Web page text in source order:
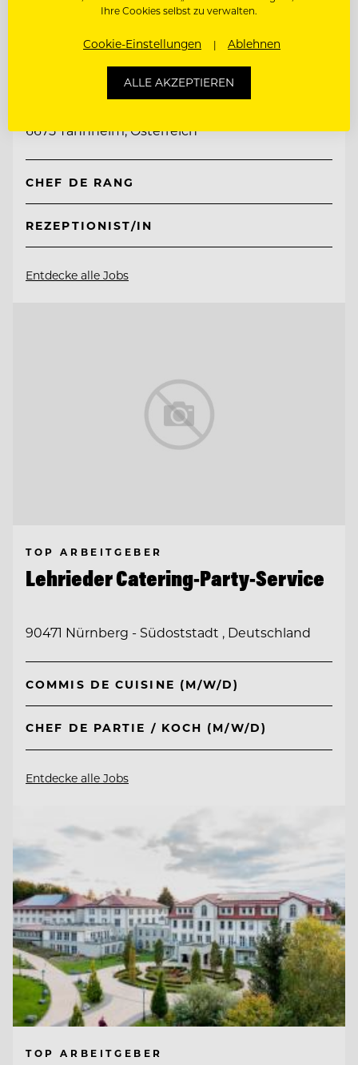
TOP ARBEITGEBER
Natur- & Biohotel Bergzeit
6675 Tannheim, Österreich
CHEF DE RANG
REZEPTIONIST/IN
Entdecke alle Jobs
TOP ARBEITGEBER
Lehrieder Catering-Party-Service
90471 Nürnberg - Südoststadt , Deutschland
COMMIS DE CUISINE (M/W/D)
CHEF DE PARTIE / KOCH (M/W/D)
Entdecke alle Jobs
TOP ARBEITGEBER
Ihre Cookies selbst zu verwalten.
Cookie-Einstellungen Ablehnen
ALLE AKZEPTIEREN